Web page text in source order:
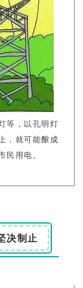
等，以孔明灯
，就可能酿成
民用电。
决制止